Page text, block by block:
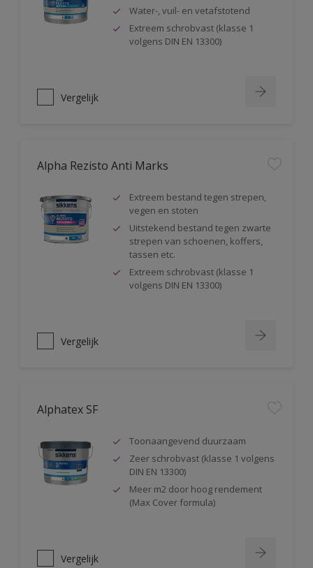
Water-, vuil- en vetafstotend
Extreem schrobvast (klasse 1
volgens DIN EN 13300)
Vergelijk
Alpha Rezisto Anti Marks
Extreem bestand tegen strepen,
vegen en stoten
Uitstekend bestand tegen zwarte
strepen van schoenen, koffers,
tassen etc.
Extreem schrobvast (klasse 1
volgens DIN EN 13300)
Vergelijk
Alphatex SF
Toonaangevend duurzaam
Zeer schrobvast (klasse 1 volgens
DIN EN 13300)
Meer m2 door hoog rendement
(Max Cover formula)
Vergelijk